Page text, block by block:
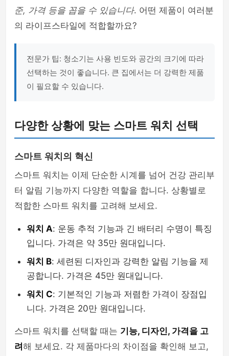
준, 가격 등을 꼽을 수 있습니다. 어떤 제품이 여러분
의 라이프스타일에 적합할까요?
전문가 팁: 청소기는 사용 빈도와 공간의 크기에 따라
선택하는 것이 좋습니다. 큰 집에서는 더 강력한 제품
이 필요할 수 있습니다.
다양한 상황에 맞는 스마트 워치 선택
스마트 워치의 혁신
스마트 워치는 이제 단순한 시계를 넘어 건강 관리부
터 알림 기능까지 다양한 역할을 합니다. 상황별로
적합한 스마트 워치를 고려해 보세요.
워치 A: 운동 추적 기능과 긴 배터리 수명이 특징
입니다. 가격은 약 35만 원대입니다.
워치 B: 세련된 디자인과 강력한 알림 기능을 제
공합니다. 가격은 45만 원대입니다.
워치 C: 기본적인 기능과 저렴한 가격이 장점입
니다. 가격은 20만 원대입니다.
스마트 워치를 선택할 때는 기능, 디자인, 가격을 고
려해 보세요. 각 제품마다의 차이점을 확인해 보고,